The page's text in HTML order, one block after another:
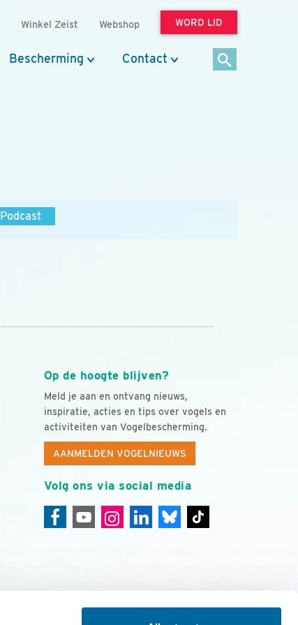
Winkel Zeist Webshop WORD LID
Bescherming Contact
Podcast
Op de hoogte blijven?
Meld je aan en ontvang nieuws,
inspiratie, acties en tips over vogels en
activiteiten van Vogelbescherming.
AANMELDEN VOGELNIEUWS
Volg ons via social media